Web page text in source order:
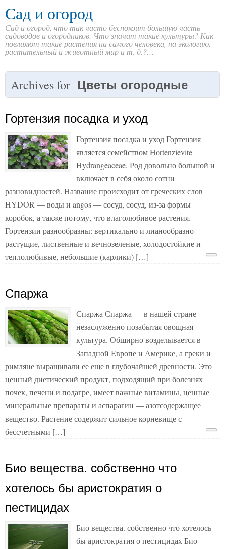
Сад и огород
Сад и огород, что так часто беспокоит большую часть
садоводов и огородников. Что значат такие культуры? Как
повлияют такие растения на самого человека, на экологию,
растительный и животный мир и т. д.?…
Archives for Цветы огородные
Гортензия посадка и уход
Гортензия посадка и уход Гортензия
является семейством Hortenzievite
Hydrangeaceae. Род довольно большой и
включает в себя около сотни
разновидностей. Название происходит от греческих слов
HYDOR — воды и angos — сосуд, сосуд, из-за формы
коробок, а также потому, что влаголюбивое растения.
Гортензии разнообразны: вертикально и лианообразно
растущие, лиственные и вечнозеленые, холодостойкие и
теплолюбивые, небольшие (карлики) […]
Спаржа
Спаржа Спаржа — в нашей стране
незаслуженно позабытая овощная
культура. Обширно возделывается в
Западной Европе и Америке, а греки и
римляне выращивали ее еще в глубочайшей древности. Это
ценный диетический продукт, подходящий при болезнях
почек, печени и подагре, имеет важные витамины, ценные
минеральные препараты и аспарагин — азотсодержащее
вещество. Растение содержит сильное корневище с
бессчетными […]
Био вещества. собственно что
хотелось бы аристократия о
пестицидах
Био вещества. собственно что хотелось
бы аристократия о пестицидах Био